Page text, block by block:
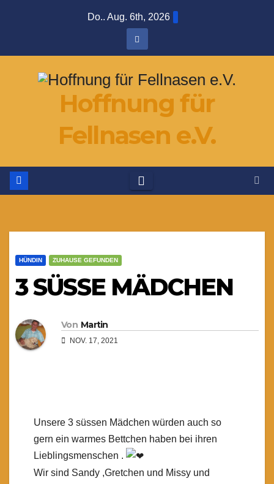
Do.. Aug. 6th, 2026
Hoffnung für
Fellnasen e.V.
HÜNDIN ZUHAUSE GEFUNDEN
3 SÜSSE MÄDCHEN
Von Martin
NOV. 17, 2021
Unsere 3 süssen Mädchen würden auch so
gern ein warmes Bettchen haben bei ihren
Lieblingsmenschen .
Wir sind Sandy ,Gretchen und Missy und